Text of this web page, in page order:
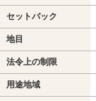
セットバック
地目
法令上の制限
用途地域